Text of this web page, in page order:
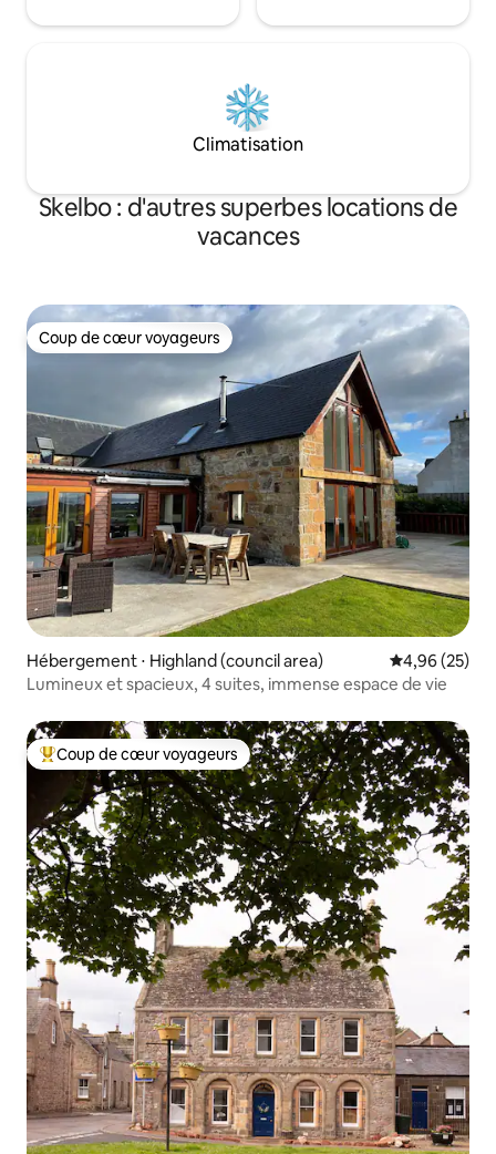
Climatisation
Skelbo : d'autres superbes locations de
vacances
Coup de cœur voyageurs
Coup de cœur voyageurs
Hébergement ⋅ Highland (council area) Évaluation
4,96 (25)
Lumineux et spacieux, 4 suites, immense espace de vie
Coups de cœur voyageurs les plus appréciés
Coup de cœur voyageurs